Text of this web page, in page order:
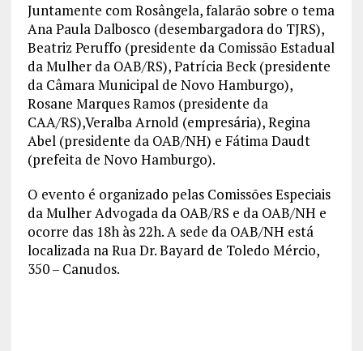
Juntamente com Rosângela, falarão sobre o tema
Ana Paula Dalbosco (desembargadora do TJRS),
Beatriz Peruffo (presidente da Comissão Estadual
da Mulher da OAB/RS), Patrícia Beck (presidente
da Câmara Municipal de Novo Hamburgo),
Rosane Marques Ramos (presidente da
CAA/RS),Veralba Arnold (empresária), Regina
Abel (presidente da OAB/NH) e Fátima Daudt
(prefeita de Novo Hamburgo).
O evento é organizado pelas Comissões Especiais
da Mulher Advogada da OAB/RS e da OAB/NH e
ocorre das 18h às 22h. A sede da OAB/NH está
localizada na Rua Dr. Bayard de Toledo Mércio,
350 – Canudos.